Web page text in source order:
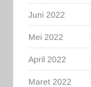
Juni 2022
Mei 2022
April 2022
Maret 2022